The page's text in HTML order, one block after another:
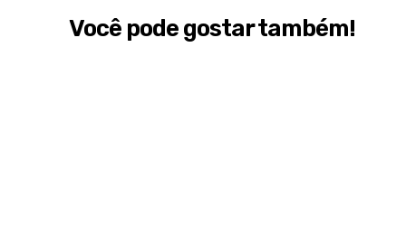
Você pode gostar também!